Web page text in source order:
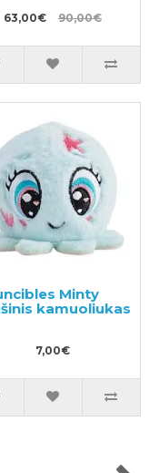
63,00€ 90,00€
Minty
kamuoliukas
7,00€